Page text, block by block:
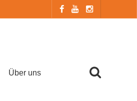
Über uns